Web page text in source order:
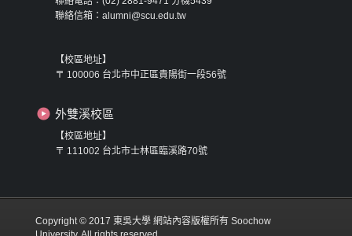
聯絡信箱：alumni@scu.edu.tw
【校區地址】
〒 100006 台北市中正區貴陽街一段56號
外雙溪校區
【校區地址】
〒 111002 台北市士林區臨溪路70號
Copyright © 2017 東吳大學 網站內容版權所有 Soochow